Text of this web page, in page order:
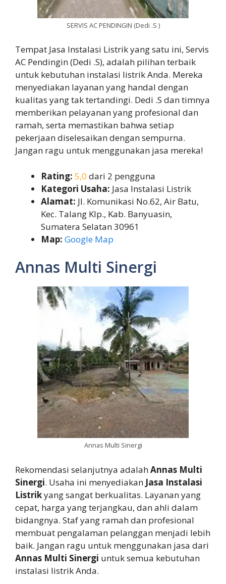
SERVIS AC PENDINGIN (Dedi .S )
Tempat Jasa Instalasi Listrik yang satu ini, Servis
AC Pendingin (Dedi .S), adalah pilihan terbaik
untuk kebutuhan instalasi listrik Anda. Mereka
menyediakan layanan yang handal dengan
kualitas yang tak tertandingi. Dedi .S dan timnya
memberikan pelayanan yang profesional dan
ramah, serta memastikan bahwa setiap
pekerjaan diselesaikan dengan sempurna.
Jangan ragu untuk menggunakan jasa mereka!
Rating: 5,0 dari 2 pengguna
Kategori Usaha: Jasa Instalasi Listrik
Alamat: Jl. Komunikasi No.62, Air Batu,
Kec. Talang Klp., Kab. Banyuasin,
Sumatera Selatan 30961
Map: Google Map
Annas Multi Sinergi
Annas Multi Sinergi
Rekomendasi selanjutnya adalahAnnas Multi
Sinergi. Usaha ini menyediakan Jasa Instalasi
Listrikyang sangat berkualitas. Layanan yang
cepat, harga yang terjangkau, dan ahli dalam
bidangnya. Staf yang ramah dan profesional
membuat pengalaman pelanggan menjadi lebih
baik. Jangan ragu untuk menggunakan jasa dari
Annas Multi Sinergi untuk semua kebutuhan
instalasi listrik Anda.